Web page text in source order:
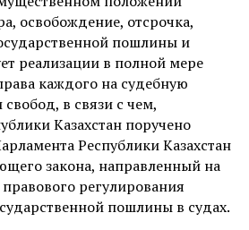
освобождение, отсрочка,
пошлины и
реализации в полной мере
каждого на судебную
в связи с чем,
Казахстан поручено
Республики Казахстан
закона, направленный на
регулирования
пошлины в судах.